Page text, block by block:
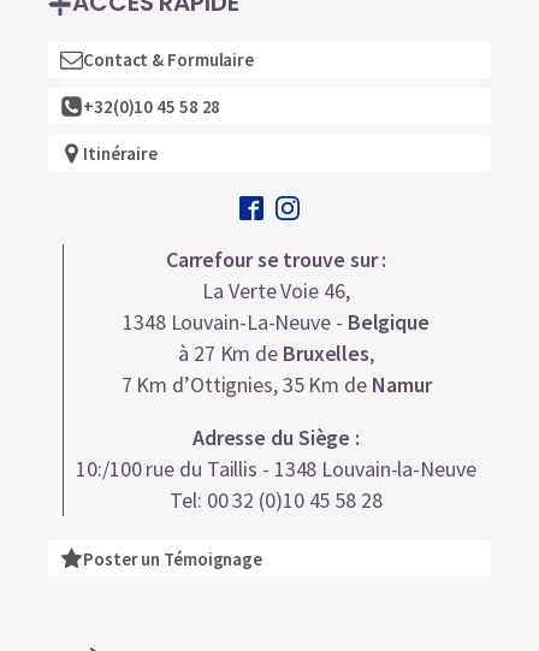
Contact & Formulaire
+32(0)10 45 58 28
Itinéraire
Carrefour se trouve sur :
La Verte Voie 46,
1348 Louvain-La-Neuve - Belgique
à 27 Km de Bruxelles,
7 Km d’Ottignies, 35 Km de Namur
Adresse du Siège :
10:/100 rue du Taillis - 1348 Louvain-la-Neuve
Tel: 00 32 (0)10 45 58 28
Poster un Témoignage